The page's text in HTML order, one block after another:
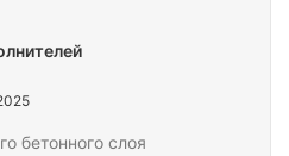
бетонного слоя